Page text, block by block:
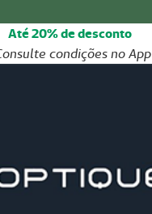
Até 20% de desconto
condições no App